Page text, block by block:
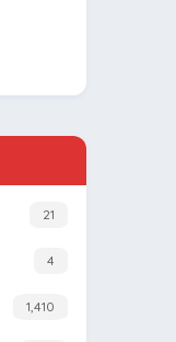
21
4
1,410